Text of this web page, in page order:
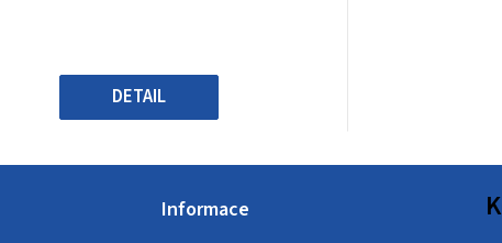
5
hvězdiček.
DETAIL
Informace